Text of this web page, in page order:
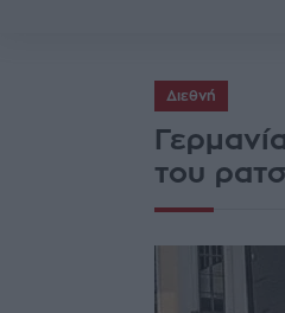
Διεθνή
του